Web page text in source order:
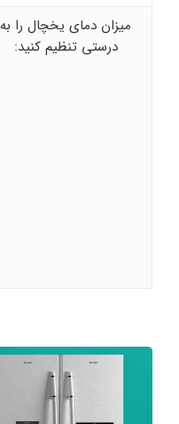
میزان دمای یخچال را به
درستی تنظیم کنید: